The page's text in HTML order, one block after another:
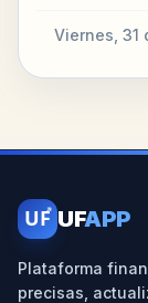
Viernes, 31
UF UFAPP
Plataforma
precisas,